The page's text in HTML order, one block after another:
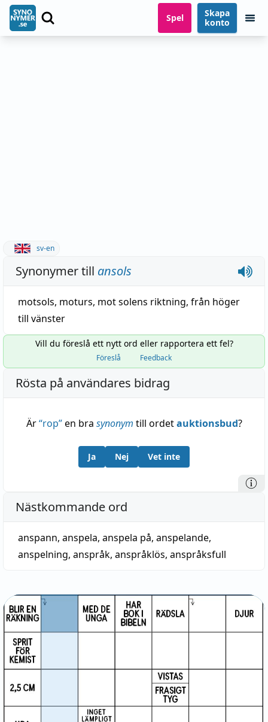
Spel
Skapa
konto
sv-en
Synonymer till ansols
motsols, moturs, mot solens riktning, från höger
till vänster
Vill du föreslå ett nytt ord eller rapportera ett fel?
Föreslå Feedback
Rösta på användares bidrag
Är“rop”en bra synonym till ordetauktionsbud?
Ja Nej Vet inte
Nästkommande ord
anspann, anspela, anspela på, anspelande,
anspelning, anspråk, anspråklös, anspråksfull